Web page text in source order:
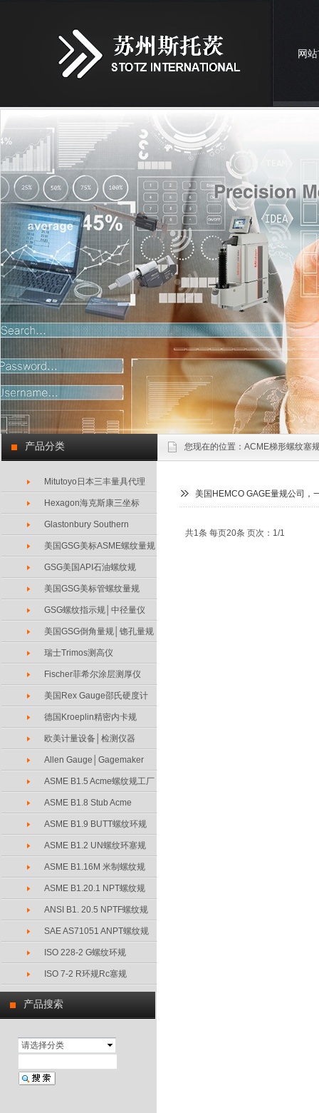
网
产品搜索
请选择分类
您现在的位置： ACME梯形螺纹塞
产品分类
Mitutoyo日本三丰量具代理
Hexagon海克斯康三坐标
Glastonbury Southern
美国GSG美标ASME螺纹量规
GSG美国API石油螺纹规
美国GSG美标管螺纹量规
GSG螺纹指示规│中径量仪
美国GSG倒角量规│锪孔量规
瑞士Trimos测高仪
Fischer菲希尔涂层测厚仪
美国Rex Gauge邵氏硬度计
德国Kroeplin精密内卡规
欧美计量设备│检测仪器
Allen Gauge│Gagemaker
ASME B1.5 Acme螺纹规工厂
ASME B1.8 Stub Acme
ASME B1.9 BUTT螺纹环规
ASME B1.2 UN螺纹环塞规
ASME B1.16M 米制螺纹规
ASME B1.20.1 NPT螺纹规
ANSI B1. 20.5 NPTF螺纹规
SAE AS71051 ANPT螺纹规
ISO 228-2 G螺纹环规
ISO 7-2 R环规Rc塞规
美国HEMCO GAGE量规公司，
共1条 每页20条 页次：1/1